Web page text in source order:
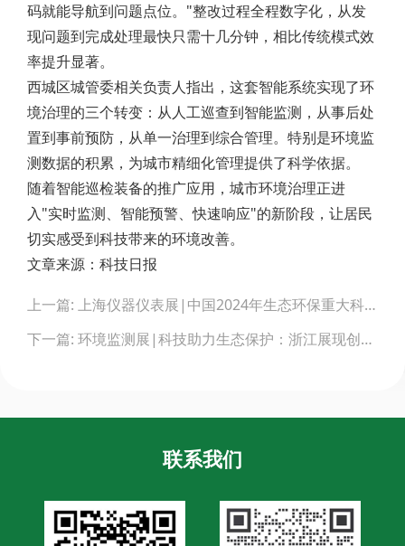
码就能导航到问题点位。"整改过程全程数字化，从发
现问题到完成处理最快只需十几分钟，相比传统模式效
率提升显著。
西城区城管委相关负责人指出，这套智能系统实现了环
境治理的三个转变：从人工巡查到智能监测，从事后处
置到事前预防，从单一治理到综合管理。特别是环境监
测数据的积累，为城市精细化管理提供了科学依据。
随着智能巡检装备的推广应用，城市环境治理正进
入"实时监测、智能预警、快速响应"的新阶段，让居民
切实感受到科技带来的环境改善。
文章来源：科技日报
navigation
上一篇: 上海仪器仪表展|中国2024年生态环保重大科研成果
下一篇: 环境监测展|科技助力生态保护：浙江展现创新力量
联系我们